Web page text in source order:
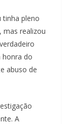
tinha pleno
mas realizou
honra do
abuso de
A